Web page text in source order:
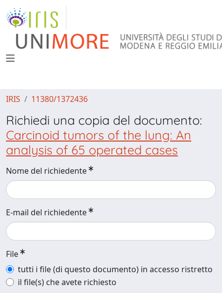
IRIS 11380/1372436
Richiedi una copia del documento:
Carcinoid tumors of the lung: An
analysis of 65 operated cases
Nome del richiedente
E-mail del richiedente
File
tutti i file (di questo documento) in accesso ristretto
il file(s) che avete richiesto